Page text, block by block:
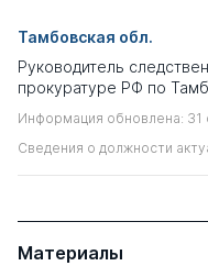
Тамбовская обл.
Руководитель
прокуратуре РФ по
Информация обновлена: 31
Сведения о должности
Материалы